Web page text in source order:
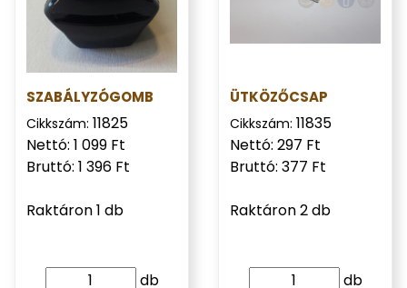
SZABÁLYZÓGOMB
Cikkszám: 11825
Nettó: 1 099 Ft
Bruttó: 1 396 Ft
Raktáron 1 db
db
ÜTKÖZŐCSAP
Cikkszám: 11835
Nettó: 297 Ft
Bruttó: 377 Ft
Raktáron 2 db
db